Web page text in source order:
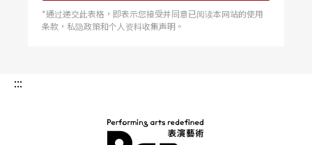
*通过递交此表格，即表示您接受并同意已阅读本网站的使用
条款，私隐政策和个人资料收集声明。
:::